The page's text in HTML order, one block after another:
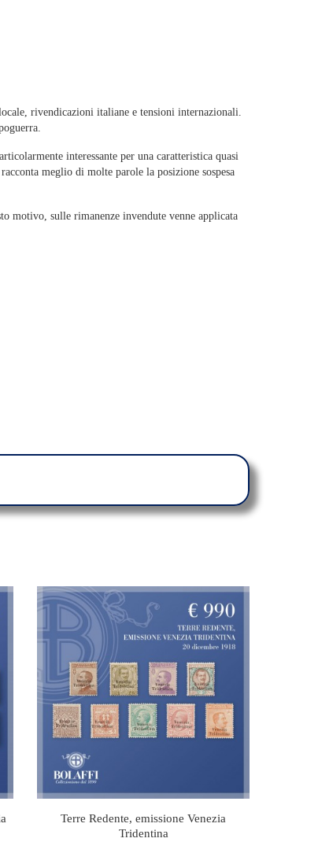
rivendicazioni italiane e tensioni internazionali.
interessante per una caratteristica quasi
meglio di molte parole la posizione sospesa
motivo, sulle rimanenze invendute venne applicata
Terre Redente, emissione Venezia
Tridentina